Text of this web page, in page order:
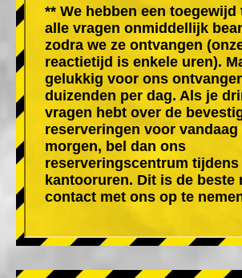
** We hebben een toegewijd
alle vragen onmiddellijk
zodra we ze ontvangen
reactietijd is enkele uren).
gelukkig voor ons
duizenden per dag. Als je
vragen hebt over de
reserveringen voor vandaag
morgen, bel dan ons
reserveringscentrum tijdens
kantooruren. Dit is de beste
contact met ons op te